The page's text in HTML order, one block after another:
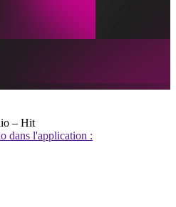
– Hit
dans l'application :